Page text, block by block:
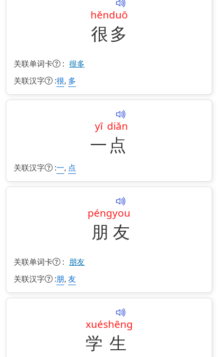
很
hěn
多
duō
关联单词卡 : 很多
关联汉字 :很, 多
一
yī
点
diǎn
关联汉字 :一, 点
朋
péng
友
you
关联单词卡 : 朋友
关联汉字 :朋, 友
学
xué
生
shēng